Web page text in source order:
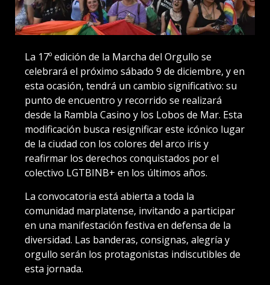
La 17º edición de la Marcha del Orgullo se
celebrará el próximo sábado 9 de diciembre, y en
esta ocasión, tendrá un cambio significativo: su
punto de encuentro y recorrido se realizará
desde la Rambla Casino y los Lobos de Mar. Esta
modificación busca resignificar este icónico lugar
de la ciudad con los colores del arco iris y
reafirmar los derechos conquistados por el
colectivo LGTBINB+ en los últimos años.
La convocatoria está abierta a toda la
comunidad marplatense, invitando a participar
en una manifestación festiva en defensa de la
diversidad. Las banderas, consignas, alegría y
orgullo serán los protagonistas indiscutibles de
esta jornada.